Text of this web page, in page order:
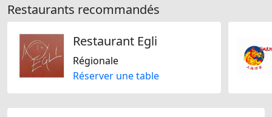
Restaurants recommandés
Restaurant Egli
Régionale
Réserver une table